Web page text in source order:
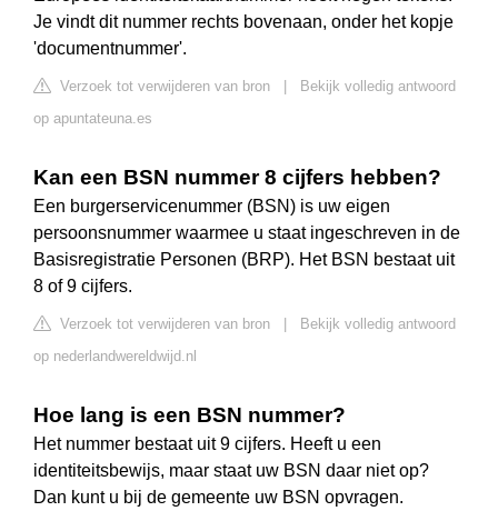
Je vindt dit nummer rechts bovenaan, onder het kopje
'documentnummer'.
Verzoek tot verwijderen van bron
Bekijk volledig antwoord
op apuntateuna.es
Kan een BSN nummer 8 cijfers hebben?
Een burgerservicenummer (BSN) is uw eigen
persoonsnummer waarmee u staat ingeschreven in de
Basisregistratie Personen (BRP). Het BSN bestaat uit
8 of 9 cijfers.
Verzoek tot verwijderen van bron
Bekijk volledig antwoord
op nederlandwereldwijd.nl
Hoe lang is een BSN nummer?
Het nummer bestaat uit 9 cijfers. Heeft u een
identiteitsbewijs, maar staat uw BSN daar niet op?
Dan kunt u bij de gemeente uw BSN opvragen.